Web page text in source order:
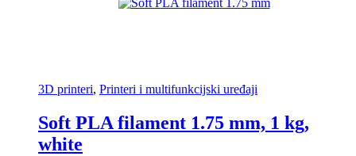
3D printeri, Printeri i multifunkcijski uređaji
Soft PLA filament 1.75 mm, 1 kg,
white